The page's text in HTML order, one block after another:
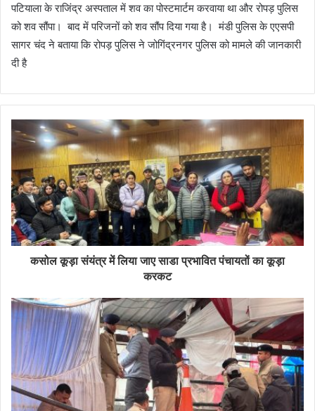
पटियाला के राजिंद्र अस्पताल में शव का पोस्टमार्टम करवाया था और रोपड़ पुलिस
को शव सौंपा। बाद में परिजनों को शव सौंप दिया गया है। मंडी पुलिस के एएसपी
सागर चंद ने बताया कि रोपड़ पुलिस ने जोगिंद्रनगर पुलिस को मामले की जानकारी
दी है
कसोल कूड़ा संयंत्र में लिया जाए साडा प्रभावित पंचायतों का कूड़ा
करकट